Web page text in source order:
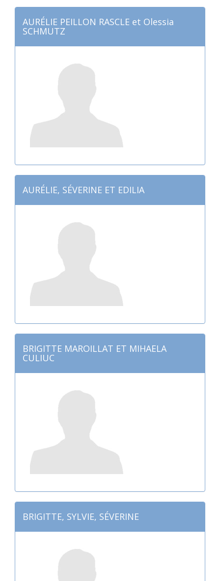
AURÉLIE PEILLON RASCLE et Olessia
SCHMUTZ
AURÉLIE, SÉVERINE ET EDILIA
BRIGITTE MAROILLAT ET MIHAELA
CULIUC
BRIGITTE, SYLVIE, SÉVERINE